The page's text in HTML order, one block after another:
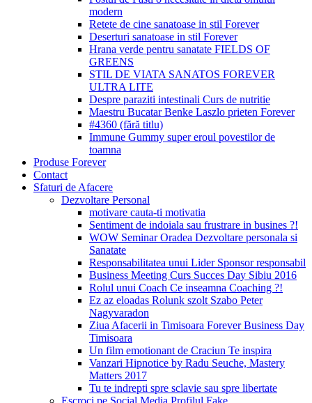
modern
Retete de cine sanatoase in stil Forever
Deserturi sanatoase in stil Forever
Hrana verde pentru sanatate FIELDS OF
GREENS
STIL DE VIATA SANATOS FOREVER
ULTRA LITE
Despre paraziti intestinali Curs de nutritie
Maestru Bucatar Benke Laszlo prieten Forever
#4360 (fără titlu)
Immune Gummy super eroul povestilor de
toamna
Produse Forever
Contact
Sfaturi de Afacere
Dezvoltare Personal
motivare cauta-ti motivatia
Sentiment de indoiala sau frustrare in busines ?!
WOW Seminar Oradea Dezvoltare personala si
Sanatate
Responsabilitatea unui Lider Sponsor responsabil
Business Meeting Curs Succes Day Sibiu 2016
Rolul unui Coach Ce inseamna Coaching ?!
Ez az eloadas Rolunk szolt Szabo Peter
Nagyvaradon
Ziua Afacerii in Timisoara Forever Business Day
Timisoara
Un film emotionant de Craciun Te inspira
Vanzari Hipnotice by Radu Seuche, Mastery
Matters 2017
Tu te indrepti spre sclavie sau spre libertate
Escroci pe Social Media Profilul Fake